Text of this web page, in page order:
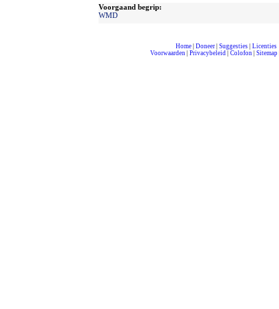
Voorgaand begrip:
WMD
Home| Doneer| Suggesties| Licenties
Voorwaarden| Privacybeleid| Colofon| Sitemap|